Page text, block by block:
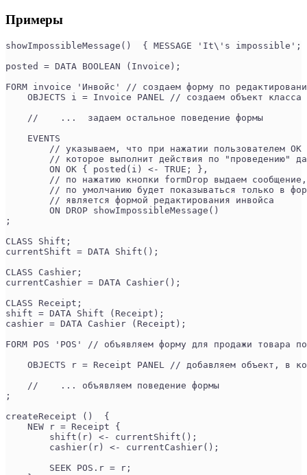
Примеры
showImpossibleMessage()  { MESSAGE 'It\'s
posted = DATA BOOLEAN (Invoice);
FORM invoice 'Инвойс' // создаем форму по
OBJECTS i = Invoice PANEL // создаем объект класса
    //    ...  задаем остальное поведение формы
    EVENTS
// указываем, что при нажатии пользователем OK
// которое выполнит действия по "проведению"
        ON OK { posted(i) <- TRUE; },
// по нажатию кнопки formDrop выдаем
// по умолчанию будет показываться только в
        // является формой редактирования инвойса
        ON DROP showImpossibleMessage()
;
CLASS Shift;
currentShift = DATA Shift();
CLASS Cashier;
currentCashier = DATA Cashier();
CLASS Receipt;
shift = DATA Shift (Receipt);
cashier = DATA Cashier (Receipt);
FORM POS 'POS' // объявляем форму для продажи товара
OBJECTS r = Receipt PANEL // добавляем объект, в
    //    ... объявляем поведение формы
;
createReceipt ()  {
    NEW r = Receipt {
        shift(r) <- currentShift();
        cashier(r) <- currentCashier();
        SEEK POS.r = r;